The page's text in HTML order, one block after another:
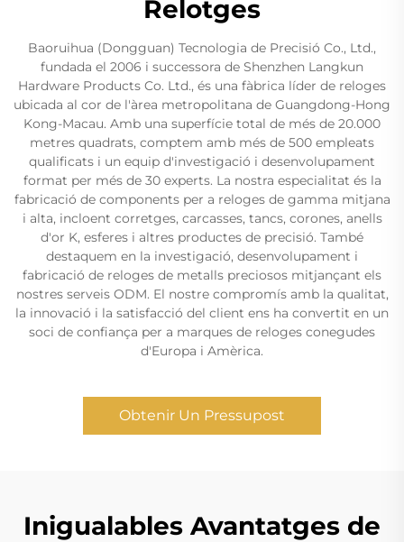
Relotges
Baoruihua (Dongguan) Tecnologia de Precisió Co., Ltd.,
fundada el 2006 i successora de Shenzhen Langkun
Hardware Products Co. Ltd., és una fàbrica líder de reloges
ubicada al cor de l'àrea metropolitana de Guangdong-Hong
Kong-Macau. Amb una superfície total de més de 20.000
metres quadrats, comptem amb més de 500 empleats
qualificats i un equip d'investigació i desenvolupament
format per més de 30 experts. La nostra especialitat és la
fabricació de components per a reloges de gamma mitjana
i alta, incloent corretges, carcasses, tancs, corones, anells
d'or K, esferes i altres productes de precisió. També
destaquem en la investigació, desenvolupament i
fabricació de reloges de metalls preciosos mitjançant els
nostres serveis ODM. El nostre compromís amb la qualitat,
la innovació i la satisfacció del client ens ha convertit en un
soci de confiança per a marques de reloges conegudes
d'Europa i Amèrica.
Obtenir Un Pressupost
Inigualables Avantatges de